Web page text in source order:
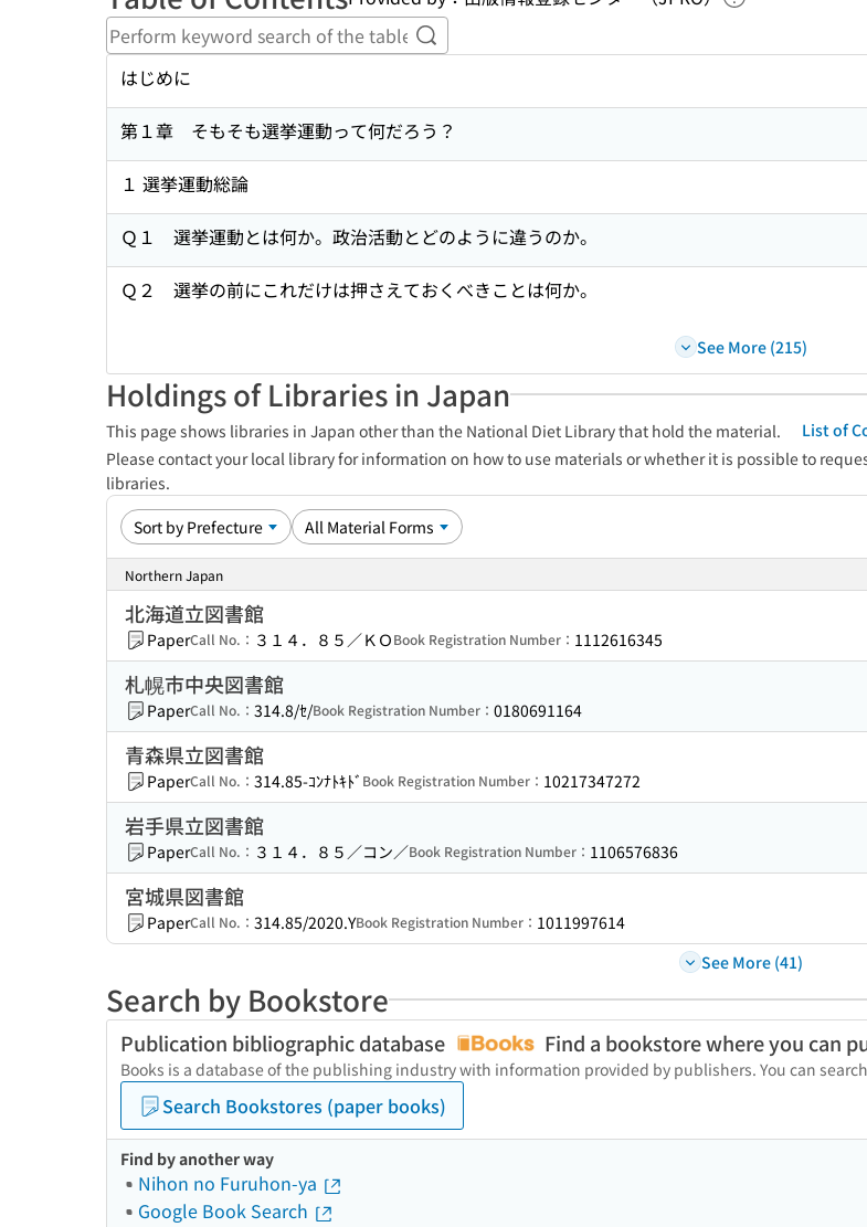
Link to Help
Perform keyword search of the table of contents
はじめに
第１章 そもそも選挙運動って何だろう？
１ 選挙運動総論
Ｑ１ 選挙運動とは何か。政治活動とどのように違うのか。
Ｑ２ 選挙の前にこれだけは押さえておくべきことは何か。
See More (215)
Holdings of Libraries in Japan
This page shows libraries in Japan other than the National Diet Library that hold the material.
List of
Please contact your local library for information on how to use materials or whether it is possible to
libraries.
Northern Japan
北海道立図書館
PaperCall No.： ３１４．８５／ＫＯBook Registration Number： 1112616345
札幌市中央図書館
PaperCall No.： 314.8/ｾ/Book Registration Number： 0180691164
青森県立図書館
PaperCall No.： 314.85-ｺﾝﾅﾄｷﾄﾞ Book Registration Number： 10217347272
岩手県立図書館
PaperCall No.： ３１４．８５／コン／Book Registration Number： 1106576836
宮城県図書館
PaperCall No.： 314.85/2020.YBook Registration Number： 1011997614
See More (41)
Search by Bookstore
Publication bibliographic database Find a bookstore where you can
Books is a database of the publishing industry with information provided by publishers. You can
Search Bookstores (paper books)
Find by another way
Nihon no Furuhon-ya
Google Book Search